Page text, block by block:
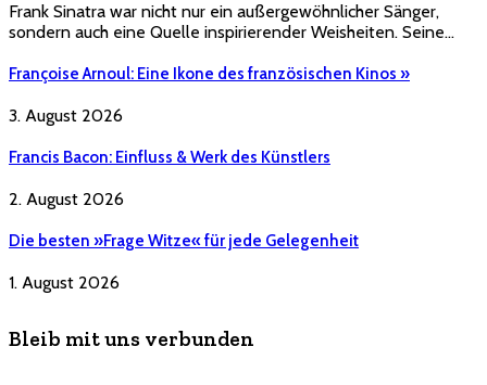
Frank Sinatra war nicht nur ein außergewöhnlicher Sänger,
sondern auch eine Quelle inspirierender Weisheiten. Seine…
Françoise Arnoul: Eine Ikone des französischen Kinos »
3. August 2026
Francis Bacon: Einfluss & Werk des Künstlers
2. August 2026
Die besten »Frage Witze« für jede Gelegenheit
1. August 2026
Bleib mit uns verbunden